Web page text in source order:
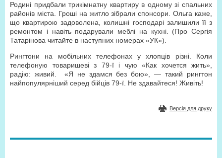
Родині придбали трикімнатну квартиру в одному зі спальних
районів міста. Гроші на житло зібрали спонсори. Ольга каже,
що квартирою задоволена, колишні господарі залишили її з
ремонтом і навіть подарували меблі на кухні. (Про Сергія
Татарінова читайте в наступних номерах «УК»).
Рингтони на мобільних телефонах у хлопців різні. Коли
телефоную товаришеві з 79-ї і чую «Как хочется жить»,
радію: живий.
«Я не здамся без бою», — такий рингтон
найпопулярніший серед бійців 79-ї. Не здавайтеся! Живіть!
Версія для друку